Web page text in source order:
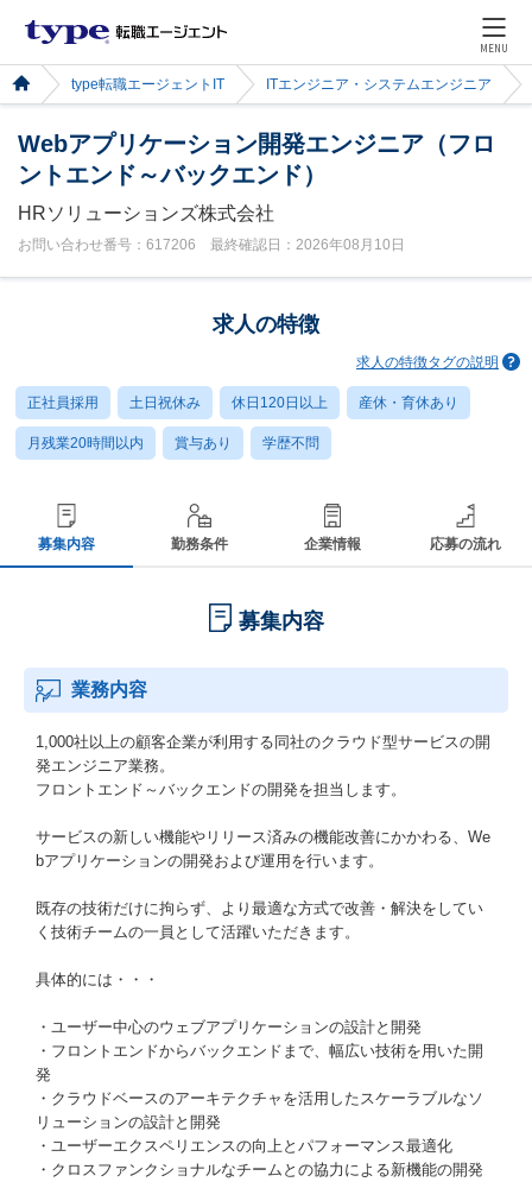
MENU
type転職エージェントIT ITエンジニア・システムエンジニア
Webアプリケーション開発エンジニア（フロ
ントエンド～バックエンド）
HRソリューションズ株式会社
お問い合わせ番号：617206 最終確認日：2026年08月10日
求人の特徴
求人の特徴タグの説明
正社員採用 土日祝休み 休日120日以上 産休・育休あり
月残業20時間以内 賞与あり 学歴不問
募集内容 勤務条件 企業情報 応募の流れ
募集内容
業務内容
1,000社以上の顧客企業が利用する同社のクラウド型サービスの開
発エンジニア業務。
フロントエンド～バックエンドの開発を担当します。
サービスの新しい機能やリリース済みの機能改善にかかわる、We
bアプリケーションの開発および運用を行います。
既存の技術だけに拘らず、より最適な方式で改善・解決をしてい
く技術チームの一員として活躍いただきます。
具体的には・・・
・ユーザー中心のウェブアプリケーションの設計と開発
・フロントエンドからバックエンドまで、幅広い技術を用いた開
発
・クラウドベースのアーキテクチャを活用したスケーラブルなソ
リューションの設計と開発
・ユーザーエクスペリエンスの向上とパフォーマンス最適化
・クロスファンクショナルなチームとの協力による新機能の開発